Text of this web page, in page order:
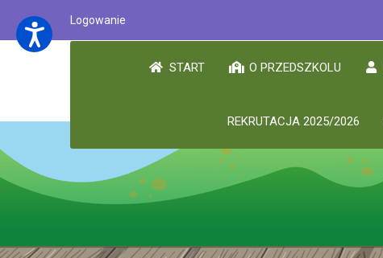
Logowanie
START O PRZEDSZKOLU
REKRUTACJA 2025/2026